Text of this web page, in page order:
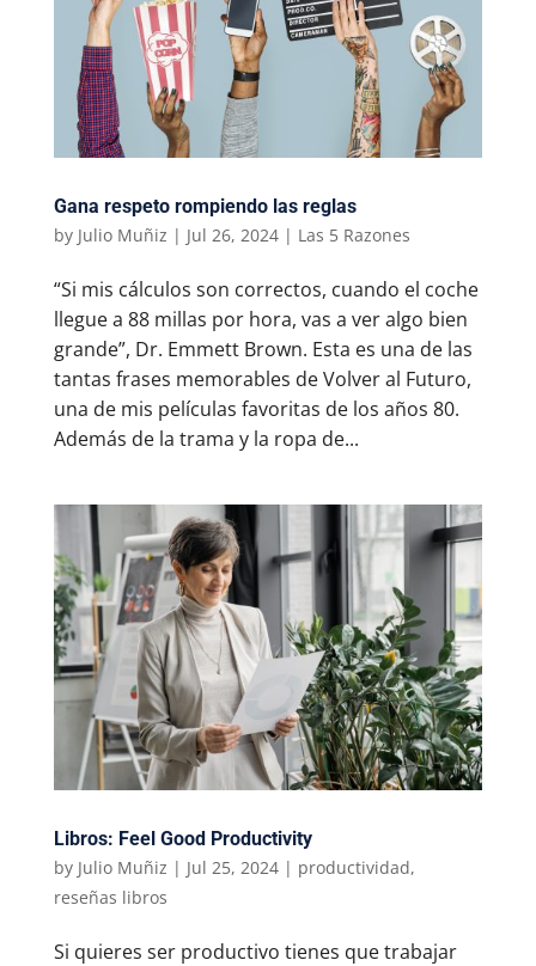
Gana respeto rompiendo las reglas
by Julio Muñiz | Jul 26, 2024| Las 5 Razones
“Si mis cálculos son correctos, cuando el coche
llegue a 88 millas por hora, vas a ver algo bien
grande”, Dr. Emmett Brown. Esta es una de las
tantas frases memorables de Volver al Futuro,
una de mis películas favoritas de los años 80.
Además de la trama y la ropa de...
Libros: Feel Good Productivity
by Julio Muñiz | Jul 25, 2024| productividad,
reseñas libros
Si quieres ser productivo tienes que trabajar